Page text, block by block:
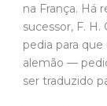
na França. Há
sucessor, F.
pedia para
alemão —
ser traduzido